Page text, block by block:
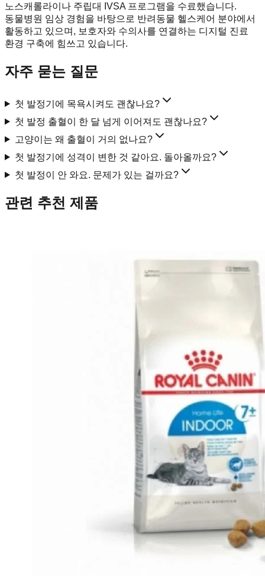
노스캐롤라이나 주립대 IVSA 프로그램을 수료했습니다.
동물병원 임상 경험을 바탕으로 반려동물 헬스케어 분야에서
활동하고 있으며, 보호자와 수의사를 연결하는 디지털 진료
환경 구축에 힘쓰고 있습니다.
자주 묻는 질문
첫 발정기에 목욕시켜도 괜찮나요?
첫 발정 출혈이 한 달 넘게 이어져도 괜찮나요?
고양이는 왜 출혈이 거의 없나요?
첫 발정기에 성격이 변한 것 같아요. 돌아올까요?
첫 발정이 안 와요. 문제가 있는 걸까요?
관련 추천 제품